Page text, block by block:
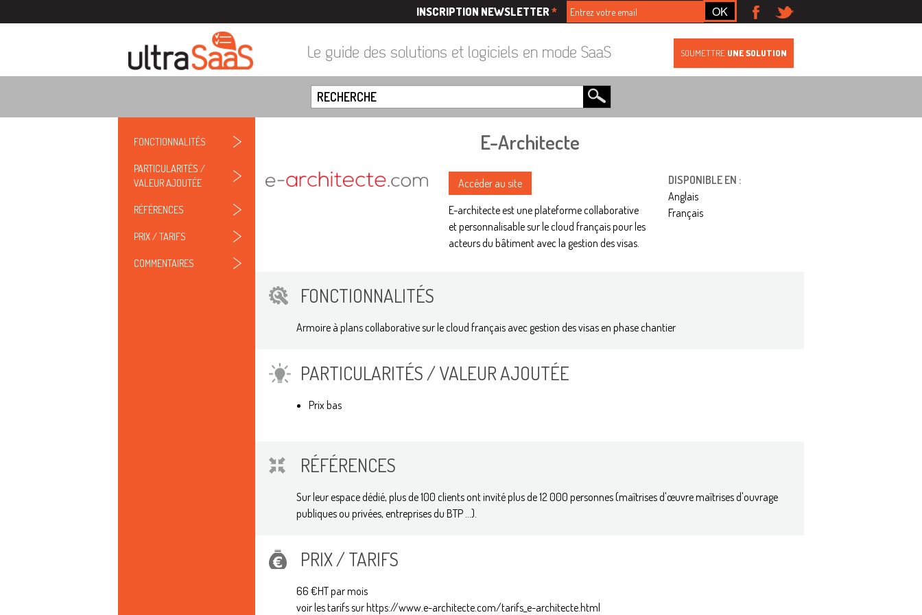
INSCRIPTION NEWSLETTER*
Le guide des solutions et logiciels en mode SaaS SOUMETTRE UNE SOLUTION
FONCTIONNALITÉS
PARTICULARITÉS /
VALEUR AJOUTÉE
RÉFÉRENCES
PRIX / TARIFS
COMMENTAIRES
E-Architecte
Accéder au site
E-architecte est une plateforme collaborative
et personnalisable sur le cloud français pour les
acteurs du bâtiment avec la gestion des visas.
DISPONIBLE EN :
Anglais
Français
FONCTIONNALITÉS
Armoire à plans collaborative sur le cloud français avec gestion des visas en phase chantier
PARTICULARITÉS / VALEUR AJOUTÉE
Prix bas
RÉFÉRENCES
Sur leur espace dédié, plus de 100 clients ont invité plus de 12 000 personnes (maîtrises d'œuvre maîtrises d'ouvrage
publiques ou privées, entreprises du BTP ...).
PRIX / TARIFS
66 €HT par mois
voir les tarifs sur https://www.e-architecte.com/tarifs_e-architecte.html